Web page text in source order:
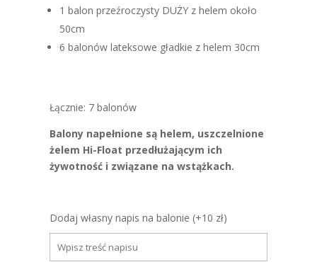
1 balon przeźroczysty DUŻY z helem około
50cm
6 balonów lateksowe gładkie z helem 30cm
Łącznie: 7 balonów
Balony napełnione są helem, uszczelnione
żelem Hi-Float przedłużającym ich
żywotność i związane na wstążkach.
Dodaj własny napis na balonie (+10 zł)